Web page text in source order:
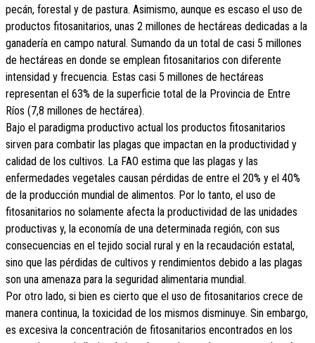
pecán, forestal y de pastura. Asimismo, aunque es escaso el uso de
productos fitosanitarios, unas 2 millones de hectáreas dedicadas a la
ganadería en campo natural. Sumando da un total de casi 5 millones
de hectáreas en donde se emplean fitosanitarios con diferente
intensidad y frecuencia. Estas casi 5 millones de hectáreas
representan el 63% de la superficie total de la Provincia de Entre
Ríos (7,8 millones de hectárea).
Bajo el paradigma productivo actual los productos fitosanitarios
sirven para combatir las plagas que impactan en la productividad y
calidad de los cultivos. La FAO estima que las plagas y las
enfermedades vegetales causan pérdidas de entre el 20% y el 40%
de la producción mundial de alimentos. Por lo tanto, el uso de
fitosanitarios no solamente afecta la productividad de las unidades
productivas y, la economía de una determinada región, con sus
consecuencias en el tejido social rural y en la recaudación estatal,
sino que las pérdidas de cultivos y rendimientos debido a las plagas
son una amenaza para la seguridad alimentaria mundial.
Por otro lado, si bien es cierto que el uso de fitosanitarios crece de
manera continua, la toxicidad de los mismos disminuye. Sin embargo,
es excesiva la concentración de fitosanitarios encontrados en los